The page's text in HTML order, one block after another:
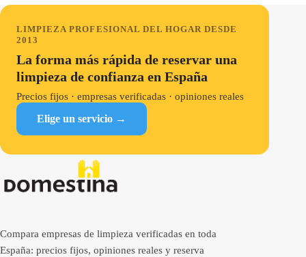
LIMPIEZA PROFESIONAL DEL HOGAR DESDE
2013
La forma más rápida de reservar una
limpieza de confianza en España
Precios fijos · empresas verificadas · opiniones reales
Elige un servicio →
Compara empresas de limpieza verificadas en toda
España: precios fijos, opiniones reales y reserva